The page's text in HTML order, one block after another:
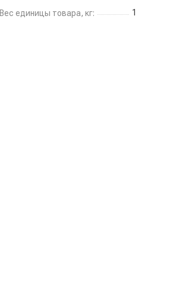
Вес единицы товара, кг: 1